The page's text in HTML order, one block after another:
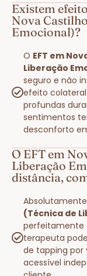
Existem
Nova
Emocional)?
O EFT em
Liberação
seguro e não
efeito
profundas
sentimentos
desconforto
O EFT em
Liberação
distância,
(Técnica de
perfeitamente
terapeuta
de tapping
acessível